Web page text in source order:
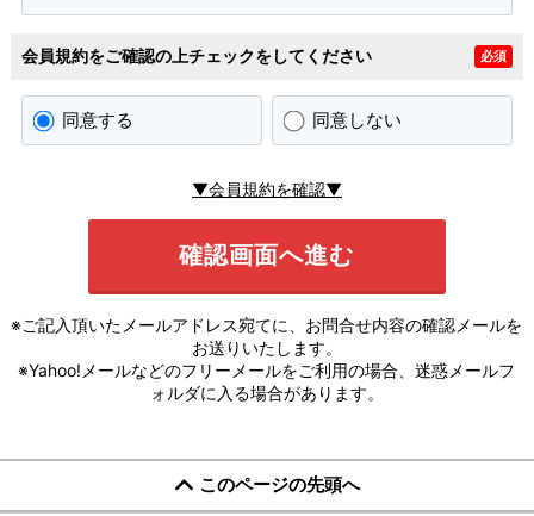
会員規約をご確認の上チェックをしてください 必須
同意する 同意しない
▼会員規約を確認▼
※ご記入頂いたメールアドレス宛てに、お問合せ内容の確認メールを
お送りいたします。
※Yahoo!メールなどのフリーメールをご利用の場合、迷惑メールフ
ォルダに入る場合があります。
このページの先頭へ